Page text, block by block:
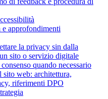
approfondimenti
la privacy sin dalla
sito o servizio digitale
quando necessario
sito web: architettura,
riferimenti DPO